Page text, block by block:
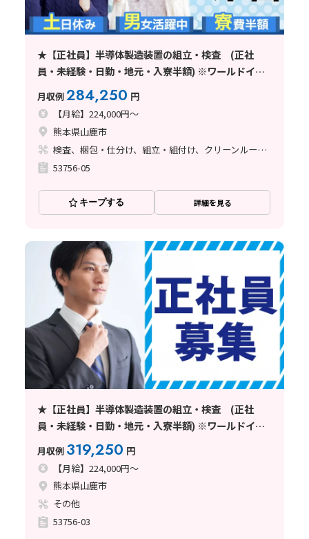
★【正社員】半導体製造装置の組立・検査 (正社
員・未経験・日勤・地元・入寮半額) ※ワールドイン
テック直接雇用
月収例284,250 円
【月給】224,000円～
熊本県山鹿市
検査、梱包・仕分け、組立・組付け、クリーンルーム、清掃・洗浄、立ち作業
53756-05
キープする 詳細を見る
★【正社員】半導体製造装置の組立・検査 (正社
員・未経験・日勤・地元・入寮半額) ※ワールドイン
テック直接雇用
月収例 319,250 円
【月給】224,000円～
熊本県山鹿市
その他
53756-03